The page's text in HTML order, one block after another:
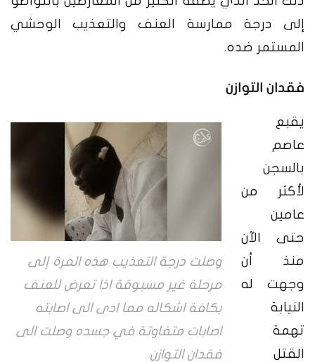
إلى درجة ممارسة العنف والتعذيب الوحشي
المستمر ضده.
فقدان التوازن
وصلت درجة التعذيب هذه المرة إلى
مرحلة غير مسبوقة اذا تعرض للعنف
بكافة اشكاله مما ادى الى اصابته
اصابات متفاوتة في جسده وصلت الى
فقدان التوازن
يقبع
عاصم
بالسجن
لأكثر من
عامين
حتى الآن
منذ أن
وجهت له
النيابة
تهمة
القتل